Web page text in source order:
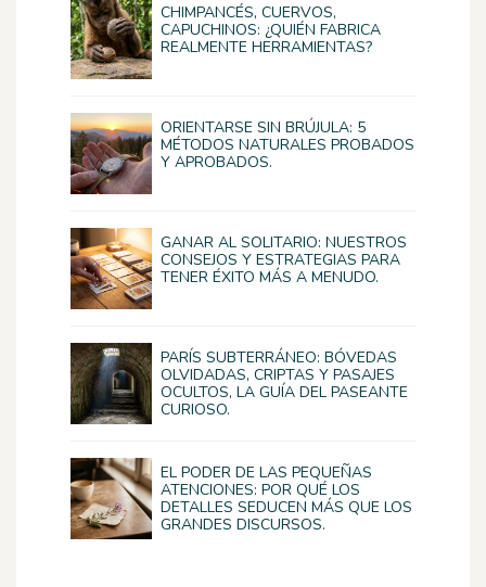
CHIMPANCÉS, CUERVOS,
CAPUCHINOS: ¿QUIÉN FABRICA
REALMENTE HERRAMIENTAS?
ORIENTARSE SIN BRÚJULA: 5
MÉTODOS NATURALES PROBADOS
Y APROBADOS.
GANAR AL SOLITARIO: NUESTROS
CONSEJOS Y ESTRATEGIAS PARA
TENER ÉXITO MÁS A MENUDO.
PARÍS SUBTERRÁNEO: BÓVEDAS
OLVIDADAS, CRIPTAS Y PASAJES
OCULTOS, LA GUÍA DEL PASEANTE
CURIOSO.
EL PODER DE LAS PEQUEÑAS
ATENCIONES: POR QUÉ LOS
DETALLES SEDUCEN MÁS QUE LOS
GRANDES DISCURSOS.